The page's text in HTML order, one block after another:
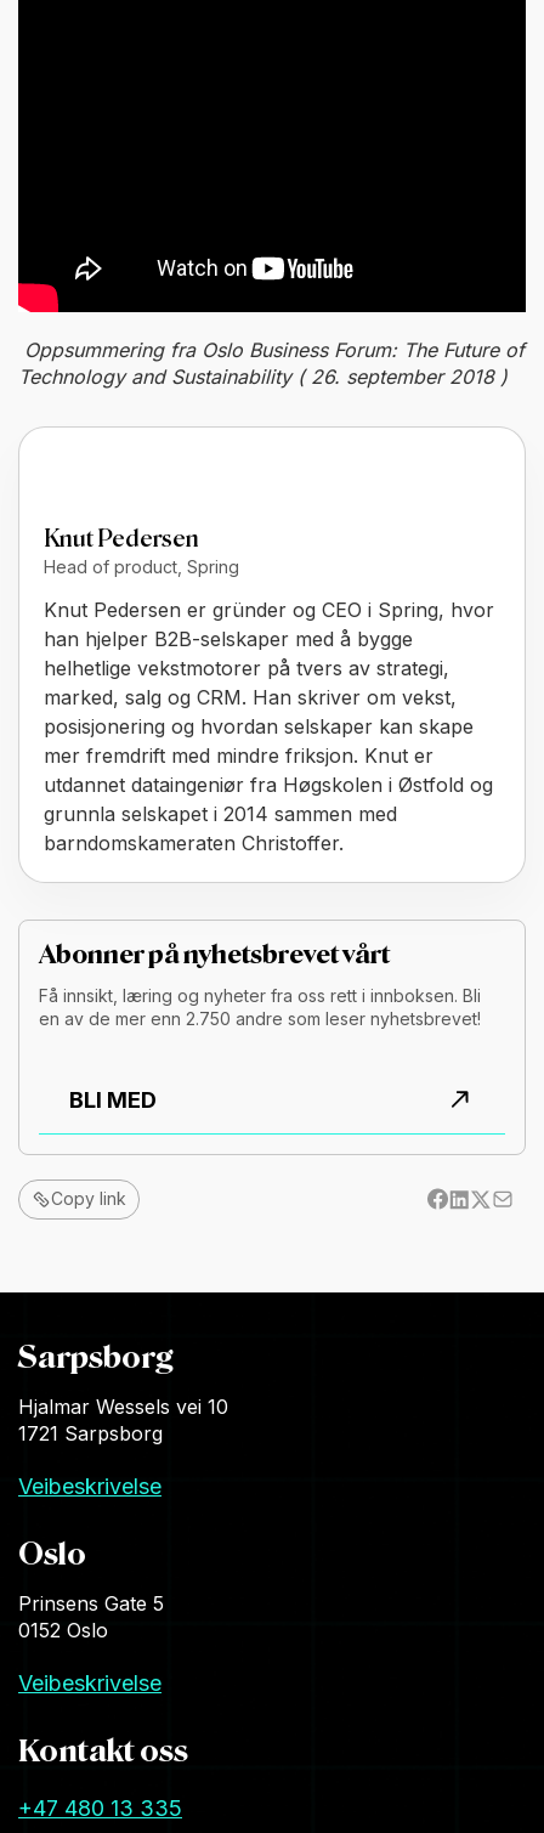
Oppsummering fra Oslo Business Forum: The Future of
Technology and Sustainability ( 26. september 2018 )
Knut Pedersen
Head of product, Spring
Knut Pedersen er gründer og CEO i Spring, hvor
han hjelper B2B-selskaper med å bygge
helhetlige vekstmotorer på tvers av strategi,
marked, salg og CRM. Han skriver om vekst,
posisjonering og hvordan selskaper kan skape
mer fremdrift med mindre friksjon. Knut er
utdannet dataingeniør fra Høgskolen i Østfold og
grunnla selskapet i 2014 sammen med
barndomskameraten Christoffer.
Abonner på nyhetsbrevet vårt
Få innsikt, læring og nyheter fra oss rett i innboksen. Bli
en av de mer enn 2.750 andre som leser nyhetsbrevet!
BLI MED
Copy link
Sarpsborg
Hjalmar Wessels vei 10
1721 Sarpsborg
Veibeskrivelse
Oslo
Prinsens Gate 5
0152 Oslo
Veibeskrivelse
Kontakt oss
+47 480 13 335